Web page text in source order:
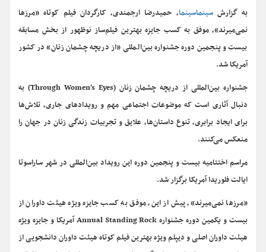
به گزارشسینماسینما، حمیدرضا ارجمندی، کارگردان فیلم ‌کوتاه «مرزها
نمی‌میرند»، موفق به کسب جایزه بهترین فیلم‌ساز نوظهور از بخش مسابقه
بیست و پنجمین دوره جشنواره بین‌المللی «از دریچه چشمان زنان» در کشور
آمریکا شد.
جشنواره بین‌المللی از دریچه چشمان زنان (Through Women’s Eyes) به
دنبال آثاری است که موضوعات اجتماعی مهم و رویدادهای جاری، تلاش‌ها
برای ایجاد برابری، تنوع داستان‌ها، علایق و تجربیات زندگی زنان در جهان را
منعکس می‌کنند.
مراسم اختتامیه بیست و پنجمین دوره این رویداد بین‌المللی در شهر ساراسوتا
ایالت فلوریدا آمریکا برگزار شد.
«مرزها نمی‌میرند»، پیش ‌از این، موفق به کسب جایزه ویژه هیئت داوران از
بیست و یکمین دوره جشنواره Annual Standing Rock آمریکا و جایزه ویژه
هیئت داوران اصلی و دیپلم ویژه بهترین فیلم کوتاه هیئت داوران دانشجویی از